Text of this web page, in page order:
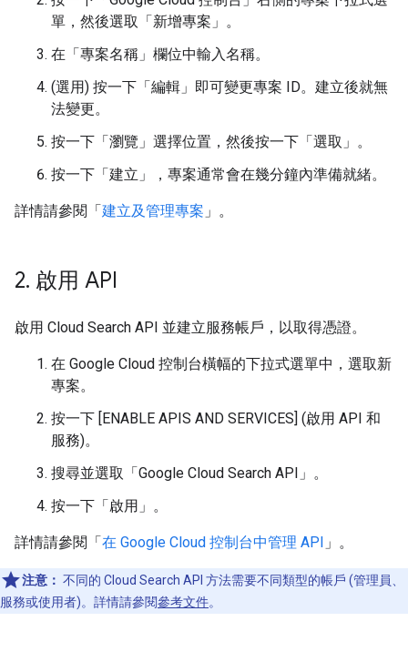
單，然後選取「新增專案」 。
在「專案名稱」 欄位中輸入名稱。
(選用) 按一下「編輯」 即可變更專案 ID。建立後就無
法變更。
按一下「瀏覽」 選擇位置，然後按一下「選取」 。
按一下「建立」
，專案通常會在幾分鐘內準備就緒。
詳情請參閱「建立及管理專案 」。
2. 啟用 API
啟用 Cloud Search API 並建立服務帳戶，以取得憑證。
在 Google Cloud 控制台橫幅的下拉式選單中，選取新
專案。
按一下 [ENABLE APIS AND SERVICES] (啟用 API 和
服務)。
搜尋並選取「Google Cloud Search API」 。
按一下「啟用」 。
詳情請參閱「在 Google Cloud 控制台中管理 API 」。
注意： 不同的 Cloud Search API 方法需要不同類型的帳戶 (管理員、
服務或使用者)。詳情請參閱參考文件。